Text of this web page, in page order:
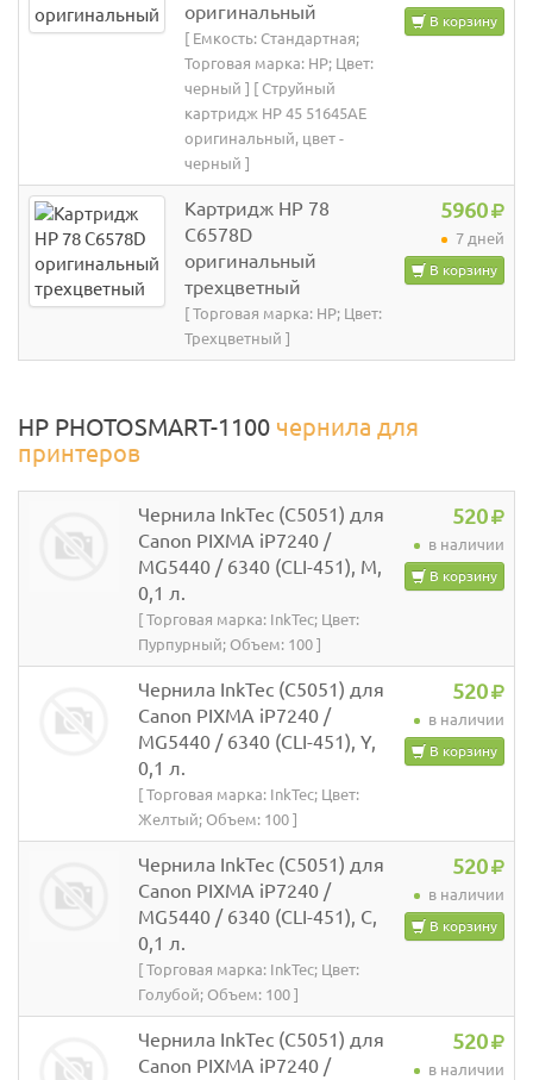
оригинальный
[ Емкость: Стандартная;
Торговая марка: HP; Цвет:
черный ] [ Струйный
картридж HP 45 51645AE
оригинальный, цвет -
черный ]
В корзину
Картридж HP 78
C6578D
оригинальный
трехцветный
[ Торговая марка: HP; Цвет:
Трехцветный ]
5960
7 дней
В корзину
HP PHOTOSMART-1100 чернила для
принтеров
Чернила InkTec (C5051) для
Canon PIXMA iP7240 /
MG5440 / 6340 (CLI-451), M,
0,1 л.
[ Торговая марка: InkTec; Цвет:
Пурпурный; Объем: 100 ]
520
в наличии
В корзину
Чернила InkTec (C5051) для
Canon PIXMA iP7240 /
MG5440 / 6340 (CLI-451), Y,
0,1 л.
[ Торговая марка: InkTec; Цвет:
Желтый; Объем: 100 ]
520
в наличии
В корзину
Чернила InkTec (C5051) для
Canon PIXMA iP7240 /
MG5440 / 6340 (CLI-451), C,
0,1 л.
[ Торговая марка: InkTec; Цвет:
Голубой; Объем: 100 ]
520
в наличии
В корзину
Чернила InkTec (C5051) для
Canon PIXMA iP7240 /
520
в наличии